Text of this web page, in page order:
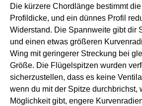
Die kürzere Chordlänge bestimmt die
Profildicke, und ein dünnes Profil
Widerstand. Die Spannweite gibt dir
und einen etwas größeren
Wing mit geringerer Streckung bei
Größe. Die Flügelspitzen wurden
sicherzustellen, dass es keine
wenn du mit der Spitze durchbrichst,
Möglichkeit gibt, engere